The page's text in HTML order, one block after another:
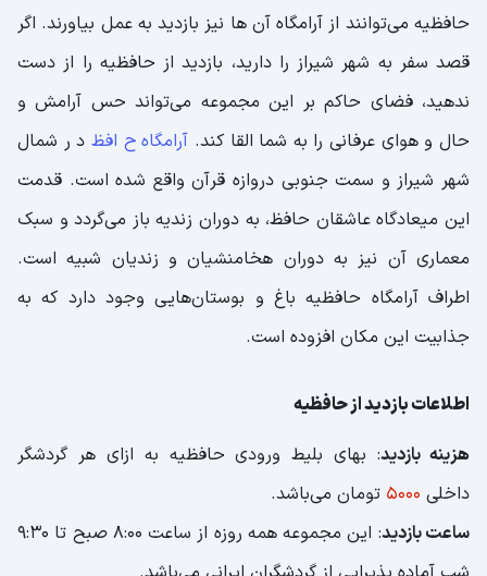
خانه زینت الملوک شیراز
اطلاعات بازدید از خانه زینت الملوک
مسجد وکیل شیراز
اطلاعات بازدید از مسجد وکیل شیراز
بازار وکیل شیراز
اطلاعات بازدید از بازار وکیل
مسجد نصیرالملک شیراز
مسجد جامع عتیق شیراز
موزه موسیقی داخل شیراز
کلام آخر
حافظیه می‌توانند از آرامگاه آن ها نیز بازدید به عمل بیاورند. اگر
قصد سفر به شهر شیراز را دارید، بازدید از حافظیه را از دست
ندهید، فضای حاکم بر این مجموعه می‌تواند حس آرامش و
حال و هوای عرفانی را به شما القا کند. آرامگاه ح افظ د ر شمال
شهر شیراز و سمت جنوبی دروازه قرآن واقع شده است. قدمت
این میعادگاه عاشقان حافظ، به دوران زندیه باز می‌گردد و سبک
معماری آن نیز به دوران هخامنشیان و زندیان شبیه است.
اطراف آرامگاه حافظیه باغ و بوستان‌هایی وجود دارد که به
جذابیت این مکان افزوده است.
اطلاعات بازدید از حافظیه
هزینه بازدید: بهای بلیط ورودی حافظیه به ازای هر گردشگر
داخلی 5000 تومان می‌باشد.
ساعت بازدید
: این مجموعه همه روزه از ساعت 8:00 صبح تا 9:30